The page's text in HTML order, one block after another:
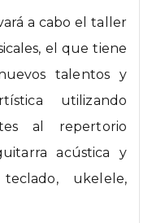
a cabo el taller
el que tiene
talentos y
utilizando
al repertorio
acústica y
ukelele,